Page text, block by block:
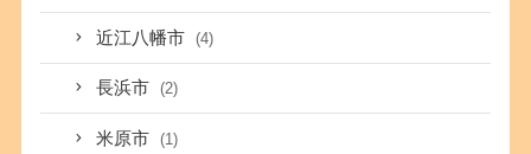
近江八幡市 (4)
長浜市 (2)
米原市 (1)